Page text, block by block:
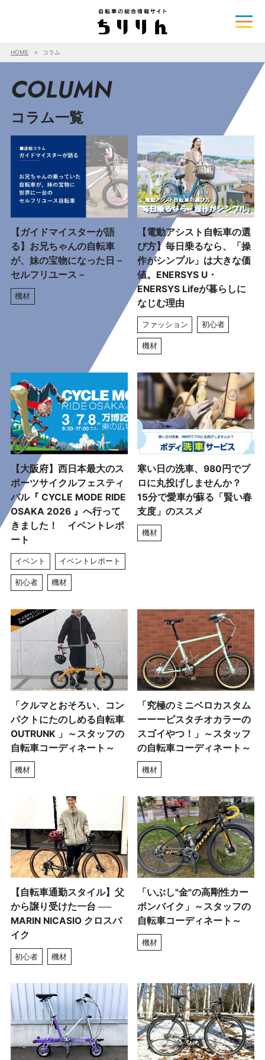
HOME コラム
COLUMN
コラム一覧
【ガイドマイスターが語
る】お兄ちゃんの自転車
が、妹の宝物になった日－
セルフリユース－
機材
【電動アシスト自転車の選
び方】毎日乗るなら、「操
作がシンプル」は大きな価
値。ENERSYS U・
ENERSYS Lifeが暮らしに
なじむ理由
ファッション 初心者
機材
【大阪府】西日本最大のス
ポーツサイクルフェスティ
バル『 CYCLE MODE RIDE
OSAKA 2026 』へ行って
きました！ イベントレポ
ート
イベント イベントレポート
初心者 機材
寒い日の洗車、980円でプ
ロに丸投げしませんか？
15分で愛車が蘇る「賢い春
支度」のススメ
機材
「クルマとおそろい、コン
パクトにたのしめる自転車
OUTRUNK 」～スタッフの
自転車コーディネート～
機材
「究極のミニベロカスタム
ーーーピスタチオカラーの
スゴイやつ！」～スタッフ
の自転車コーディネート～
機材
【自転車通勤スタイル】父
から譲り受けた一台 ──
MARIN NICASIO クロスバ
イク
初心者 機材
「いぶし"金"の高剛性カー
ボンバイク」～スタッフの
自転車コーディネート～
機材